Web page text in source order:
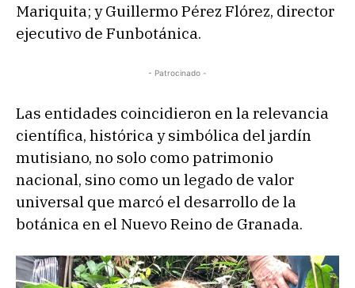
Mariquita; y Guillermo Pérez Flórez, director
ejecutivo de Funbotánica.
- Patrocinado -
Las entidades coincidieron en la relevancia
científica, histórica y simbólica del jardín
mutisiano, no solo como patrimonio
nacional, sino como un legado de valor
universal que marcó el desarrollo de la
botánica en el Nuevo Reino de Granada.